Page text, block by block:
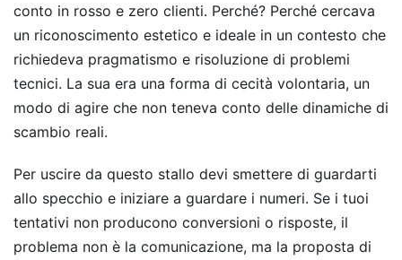
conto in rosso e zero clienti. Perché? Perché cercava
un riconoscimento estetico e ideale in un contesto che
richiedeva pragmatismo e risoluzione di problemi
tecnici. La sua era una forma di cecità volontaria, un
modo di agire che non teneva conto delle dinamiche di
scambio reali.
Per uscire da questo stallo devi smettere di guardarti
allo specchio e iniziare a guardare i numeri. Se i tuoi
tentativi non producono conversioni o risposte, il
problema non è la comunicazione, ma la proposta di